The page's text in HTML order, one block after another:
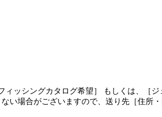
ッシングカタログ希望］ もしくは、［
い場合がございますので、送り先［住所